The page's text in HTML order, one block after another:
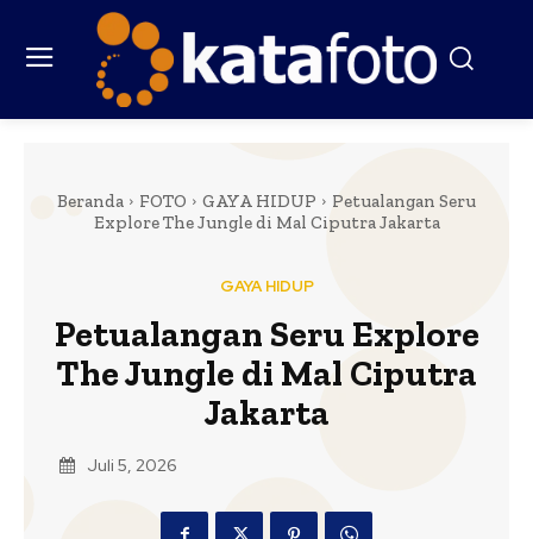
Beranda FOTO GAYA HIDUP
Petualangan Seru
Explore The Jungle di Mal Ciputra Jakarta
GAYA HIDUP
Petualangan Seru Explore
The Jungle di Mal Ciputra
Jakarta
Juli 5, 2026